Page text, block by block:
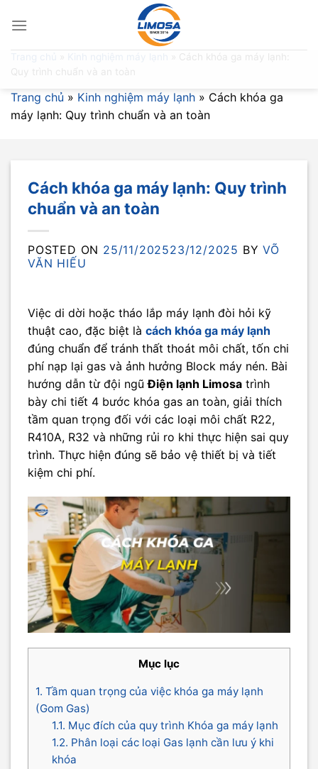
Cách khóa ga máy lạnh:
Quy trình chuẩn và an toàn
Trang chủ » Kinh nghiệm máy lạnh » Cách khóa ga
máy lạnh: Quy trình chuẩn và an toàn
Cách khóa ga máy lạnh: Quy trình
chuẩn và an toàn
POSTED ON 25/11/202523/12/2025 BYVÕ
VĂN HIẾU
Việc di dời hoặc tháo lắp máy lạnh đòi hỏi kỹ
thuật cao, đặc biệt là cách khóa ga máy lạnh
đúng chuẩn để tránh thất thoát môi chất, tốn chi
phí nạp lại gas và ảnh hưởng Block máy nén. Bài
hướng dẫn từ đội ngũĐiện lạnh Limosa trình
bày chi tiết 4 bước khóa gas an toàn, giải thích
tầm quan trọng đối với các loại môi chất R22,
R410A, R32 và những rủi ro khi thực hiện sai quy
trình. Thực hiện đúng sẽ bảo vệ thiết bị và tiết
kiệm chi phí.
Mục lục
1. Tầm quan trọng của việc khóa ga máy lạnh
(Gom Gas)
1.1. Mục đích của quy trình Khóa ga máy lạnh
1.2. Phân loại các loại Gas lạnh cần lưu ý khi
khóa